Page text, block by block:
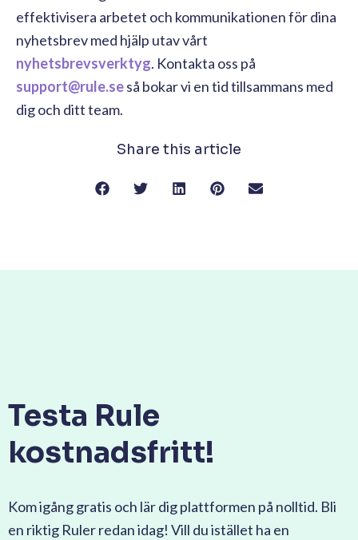
effektivisera arbetet och kommunikationen för dina
nyhetsbrev med hjälp utav vårt
nyhetsbrevsverktyg. Kontakta oss på
support@rule.seså bokar vi en tid tillsammans med
dig och ditt team.
Share this article
Testa Rule
kostnadsfritt!
Kom igång gratis och lär dig plattformen på nolltid. Bli
en riktig Ruler redan idag! Vill du istället ha en